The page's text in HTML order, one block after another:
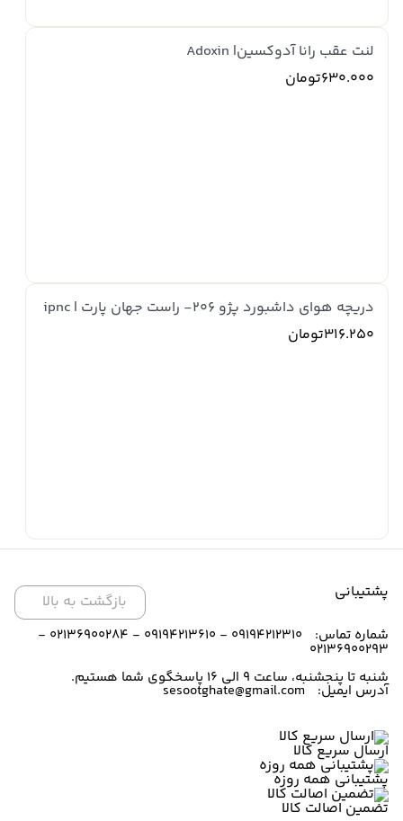
لنت عقب رانا آدوکسین| Adoxin
630.000تومان
دریچه هوای داشبورد پژو 206- راست جهان پارت | ipnc
316.250تومان
بازگشت به بالا پشتیبانی
شماره تماس: 09194212310 - 09194213610 - 02136900284 -
02136900293
شنبه تا پنجشنبه، ساعت ۹ الی ۱6 پاسخگوی شما هستیم.
آدرس ایمیل: sesootghate@gmail.com
ارسال سریع کالا
پشتیبانی همه روزه
تضمین اصالت کالا